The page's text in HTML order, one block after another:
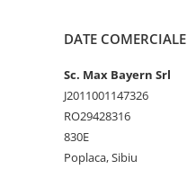
DATE COMERCIALE
Sc. Max Bayern Srl
J2011001147326
RO29428316
830E
Poplaca, Sibiu